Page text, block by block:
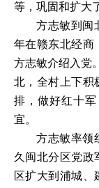
等，巩固和扩大
方志敏到闽
年在赣东北经商
方志敏介绍入党
北，全村上下积
排，做好红十
宜。
方志敏率领
久闽北分区党政
区扩大到浦城、